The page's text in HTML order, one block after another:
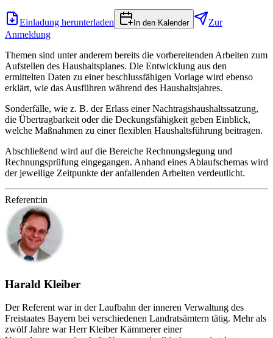
Einladung herunterladen In den Kalender
Zur
Anmeldung
Themen sind unter anderem bereits die vorbereitenden Arbeiten zum
Aufstellen des Haushaltsplanes. Die Entwicklung aus den
ermittelten Daten zu einer beschlussfähigen Vorlage wird ebenso
erklärt, wie das Ausführen während des Haushaltsjahres.
Sonderfälle, wie z. B. der Erlass einer Nachtragshaushaltssatzung,
die Übertragbarkeit oder die Deckungsfähigkeit geben Einblick,
welche Maßnahmen zu einer flexiblen Haushaltsführung beitragen.
Abschließend wird auf die Bereiche Rechnungslegung und
Rechnungsprüfung eingegangen. Anhand eines Ablaufschemas wird
der jeweilige Zeitpunkte der anfallenden Arbeiten verdeutlicht.
Referent:in
Harald Kleiber
Der Referent war in der Laufbahn der inneren Verwaltung des
Freistaates Bayern bei verschiedenen Landratsämtern tätig. Mehr als
zwölf Jahre war Herr Kleiber Kämmerer einer